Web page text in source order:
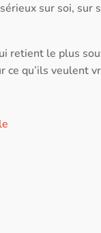
sur soi, sur
retient le plus
ce qu’ils veulent